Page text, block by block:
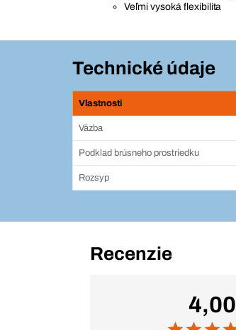
Veľmi vysoká flexibilita
Technické údaje
Vlastnosti
Väzba
Podklad brúsneho prostriedku
Rozsyp
Recenzie
4,00